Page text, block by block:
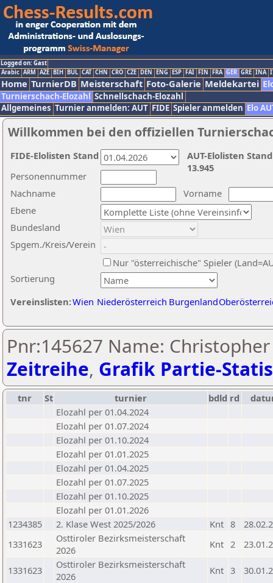
Logged on: Gast
Arabic ARM AZE BIH BUL CAT CHN CRO CZE DEN ENG ESP FAI FIN FRA GER GRE INA
Home TurnierDB Meisterschaft Foto-Galerie Meldekartei
Turnierschach-Elozahl Schnellschach-Elozahl
Allgemeines Turnier anmelden: AUT FIDE Spieler anmelden Elo
Willkommen bei den offiziellen
Nachname
Vorname
Ebene
Sortierung
Personennummer
Bundesland
Spgem./Kreis/Verein
Nur "österreichische" Spieler
Vereinslisten:Wien Niederösterreich Burgenland
AUT-Elolisten
13.945
FIDE-Elolisten Stand
Pnr:145627 Name:
Zeitreihe, Grafik Partie-
tnr St turnier bdld rd
Elozahl per 01.04.2024
Elozahl per 01.07.2024
Elozahl per 01.10.2024
Elozahl per 01.01.2025
Elozahl per 01.04.2025
Elozahl per 01.07.2025
Elozahl per 01.10.2025
Elozahl per 01.01.2026
1234385
2. Klase West 2025/2026 Knt 8
1331623
Osttiroler Bezirksmeisterschaft
2026
Knt 2
1331623
Osttiroler Bezirksmeisterschaft
2026
Knt 3